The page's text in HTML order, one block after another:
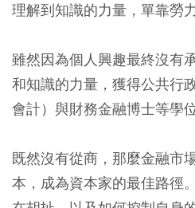
理解到知識的力量，單靠勞
雖然因為個人興趣最終沒有
和知識的力量，獲得公共行
會計）與財務金融博士等學
既然沒有從商，那麼金融市
本，成為資本家的最佳路徑